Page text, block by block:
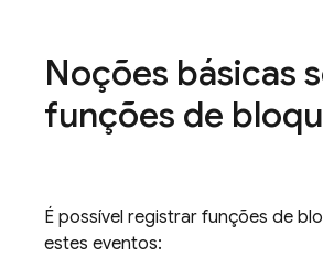
Noções básicas
funções de
É possível registrar funções de
estes eventos: